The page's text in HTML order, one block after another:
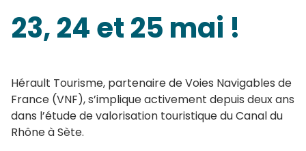
23, 24 et 25 mai !
Hérault Tourisme, partenaire de Voies Navigables de
France (VNF), s’implique activement depuis deux ans
dans l’étude de valorisation touristique du Canal du
Rhône à Sète.